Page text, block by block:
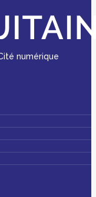
numérique